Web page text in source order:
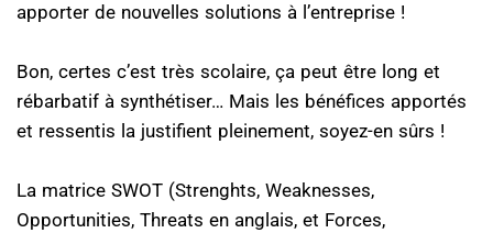
apporter de nouvelles solutions à l’entreprise !
Bon, certes c’est très scolaire, ça peut être long et
rébarbatif à synthétiser… Mais les bénéfices apportés
et ressentis la justifient pleinement, soyez-en sûrs !
La matrice SWOT (Strenghts, Weaknesses,
Opportunities, Threats en anglais, et Forces,